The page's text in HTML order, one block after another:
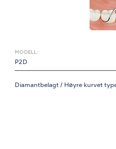
MODELL:
P2D
Diamantbelagt / Høyre kurvet